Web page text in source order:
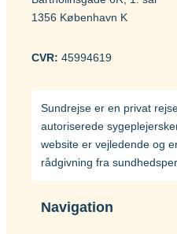
1356 København K
CVR: 45994619
Sundrejse er en privat
autoriserede
website er vejledende og
rådgivning fra
Navigation